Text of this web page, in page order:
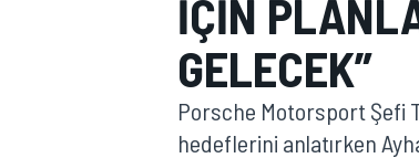
MOTOGP
IÇIN
GELECEK”
Porsche Motorsport Şefi
hedeflerini anlatırken